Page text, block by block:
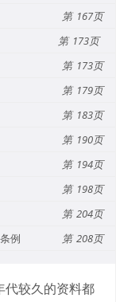
167
173
173
179
183
190
194
198
204
例
208
代较久的资料都